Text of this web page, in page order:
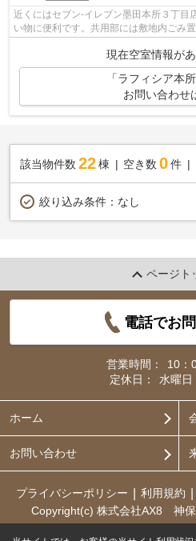
近くにはセブン-イレブン墨田本所３丁目
い物に便利です。共用部には敷地内ごみ
現在空室情報があ
「ラフィシア本
お問い合わせ
該当物件数 22棟 空き数 0 件
絞り込み条件： なし
ページト
電話でお
営業時間：
10：
定休日：
水曜日
ホーム
お問い合わせ
プライバシーポリシー 利用規約
Copyright(c) 株式会社AX8 神